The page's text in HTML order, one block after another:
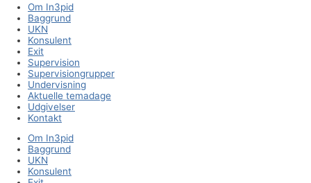
Om In3pid
Baggrund
UKN
Konsulent
Exit
Supervision
Supervisiongrupper
Undervisning
Aktuelle temadage
Udgivelser
Kontakt
Om In3pid
Baggrund
UKN
Konsulent